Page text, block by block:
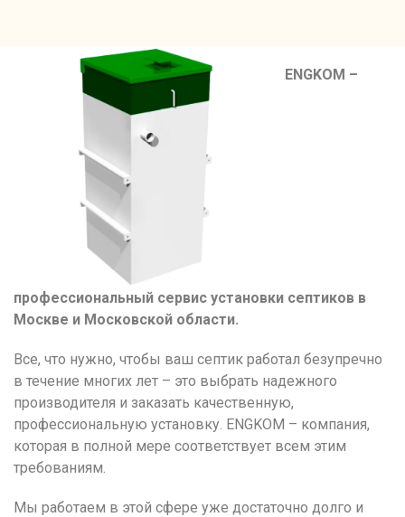
ENGKOM –
профессиональный сервис установки септиков в
Москве и Московской области.
Все, что нужно, чтобы ваш септик работал безупречно
в течение многих лет – это выбрать надежного
производителя и заказать качественную,
профессиональную установку. ENGKOM – компания,
которая в полной мере соответствует всем этим
требованиям.
Мы работаем в этой сфере уже достаточно долго и